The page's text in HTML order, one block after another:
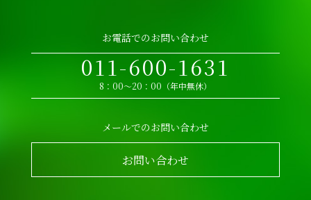
お電話でのお問い合わせ
011-600-1631
8：00～20：00（年中無休）
メールでのお問い合わせ
お問い合わせ